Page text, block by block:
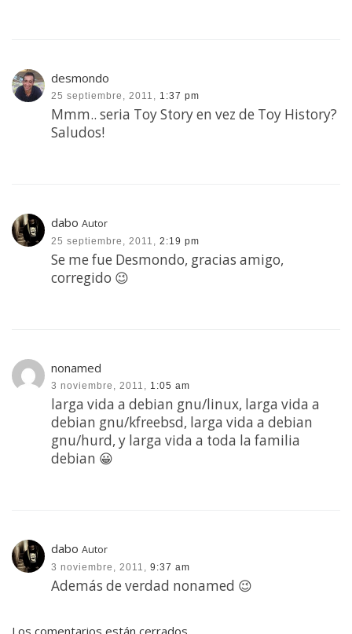
desmondo
25 septiembre, 2011, 1:37 pm
Mmm.. seria Toy Story en vez de Toy History?
Saludos!
dabo Autor
25 septiembre, 2011, 2:19 pm
Se me fue Desmondo, gracias amigo,
corregido 😉
nonamed
3 noviembre, 2011, 1:05 am
larga vida a debian gnu/linux, larga vida a
debian gnu/kfreebsd, larga vida a debian
gnu/hurd, y larga vida a toda la familia
debian 😀
dabo Autor
3 noviembre, 2011, 9:37 am
Además de verdad nonamed 😉